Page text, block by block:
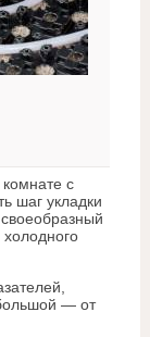
с
шаг укладки
— от